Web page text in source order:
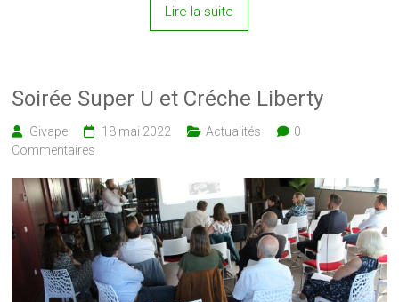
Lire la suite
Soirée Super U et Créche Liberty
Givape 18 mai 2022 Actualités
0
Commentaires